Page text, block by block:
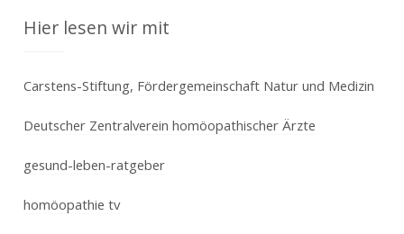
Hier lesen wir mit
Carstens-Stiftung, Fördergemeinschaft Natur und Medizin
Deutscher Zentralverein homöopathischer Ärzte
gesund-leben-ratgeber
homöopathie tv